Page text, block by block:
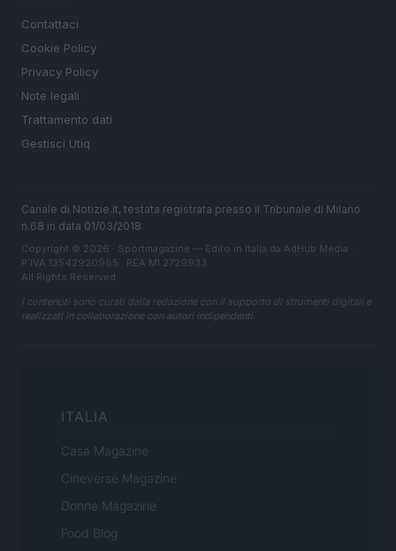
Contattaci
Cookie Policy
Privacy Policy
Note legali
Trattamento dati
Gestisci Utiq
Canale di Notizie.it, testata registrata presso il Tribunale di Milano
n.68 in data 01/03/2018
Copyright © 2026 · Sportmagazine — Edito in Italia da AdHub Media
P.IVA 13542920965 · REA MI 2729933
All Rights Reserved
I contenuti sono curati dalla redazione con il supporto di strumenti digitali e
realizzati in collaborazione con autori indipendenti.
ITALIA
Casa Magazine
Cineverse Magazine
Donne Magazine
Food Blog